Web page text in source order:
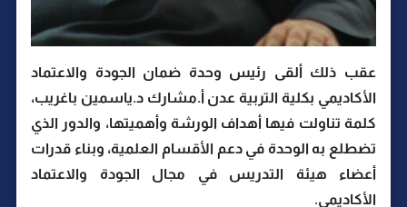
عقب ذلك ألقى رئيس وحدة ضمان الجودة والاعتماد
الأكاديمي بكلية التربية عدن أ.مشارك د.ياسمين باغريب،
كلمة تناولت فيها أهداف الورشة وأهميتها، والدور الذي
تضطلع به الوحدة في دعم الأقسام العلمية، وبناء قدرات
أعضاء هيئة التدريس في مجال الجودة والاعتماد
الأكاديمي.